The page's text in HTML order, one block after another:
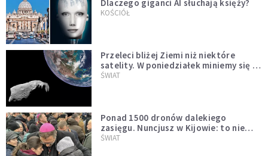
Dlaczego giganci AI słuchają księży?
KOŚCIÓŁ
Przeleci bliżej Ziemi niż niektóre
satelity. W poniedziałek miniemy się z
asteroidą, która poprzedzi znacznie
ŚWIAT
Ponad 1500 dronów dalekiego
zasięgu. Nuncjusz w Kijowie: to nie
wygląda na wolę zakończenia wojny
ŚWIAT